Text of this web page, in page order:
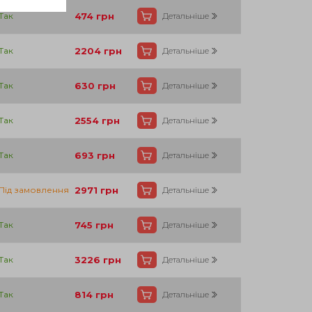
474 грн Детальніше
2204 грн Детальніше
630 грн Детальніше
2554 грн Детальніше
693 грн Детальніше
замовлення 2971 грн Детальніше
745 грн Детальніше
3226 грн Детальніше
814 грн Детальніше